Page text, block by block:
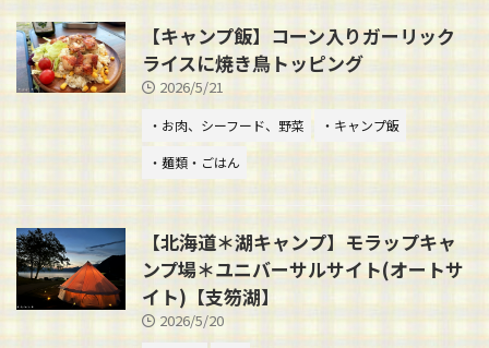
【キャンプ飯】コーン入りガーリック
ライスに焼き鳥トッピング
2026/5/21
・お肉、シーフード、野菜
・キャンプ飯
・麺類・ごはん
【北海道＊湖キャンプ】モラップキャ
ンプ場＊ユニバーサルサイト(オートサ
イト)【支笏湖】
2026/5/20